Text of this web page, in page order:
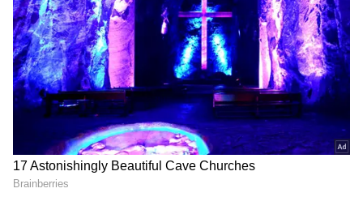
చేసినా.. మళ్లీ తిరిగి వస్తుంది!
3
6